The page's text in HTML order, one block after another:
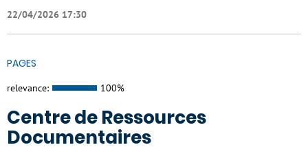
22/04/2026 17:30
PAGES
relevance: 100%
Centre de Ressources
Documentaires